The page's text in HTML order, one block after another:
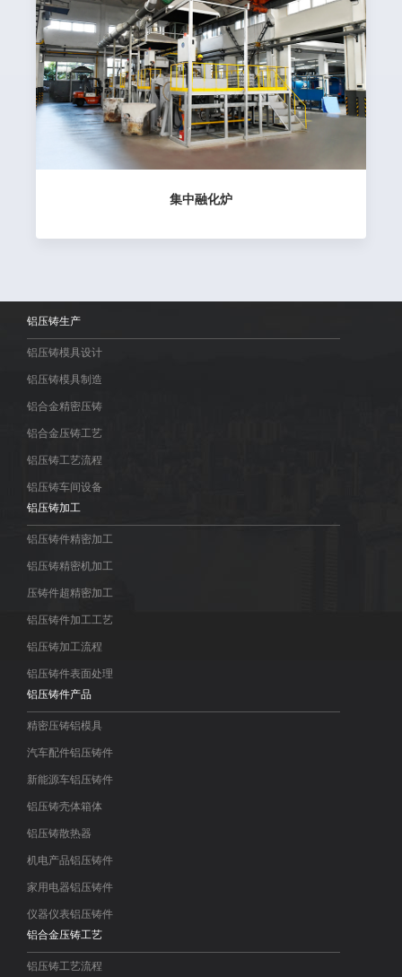
集中融化炉
铝压铸生产
铝压铸模具设计
铝压铸模具制造
铝合金精密压铸
铝合金压铸工艺
铝压铸工艺流程
铝压铸车间设备
铝压铸加工
铝压铸件精密加工
铝压铸精密机加工
压铸件超精密加工
铝压铸件加工工艺
铝压铸加工流程
铝压铸件表面处理
铝压铸件产品
精密压铸铝模具
汽车配件铝压铸件
新能源车铝压铸件
铝压铸壳体箱体
铝压铸散热器
机电产品铝压铸件
家用电器铝压铸件
仪器仪表铝压铸件
铝合金压铸工艺
铝压铸工艺流程